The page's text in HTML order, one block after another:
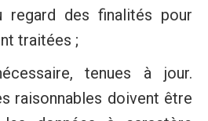
regard des finalités pour
traitées ;
tenues à jour.
raisonnables doivent être